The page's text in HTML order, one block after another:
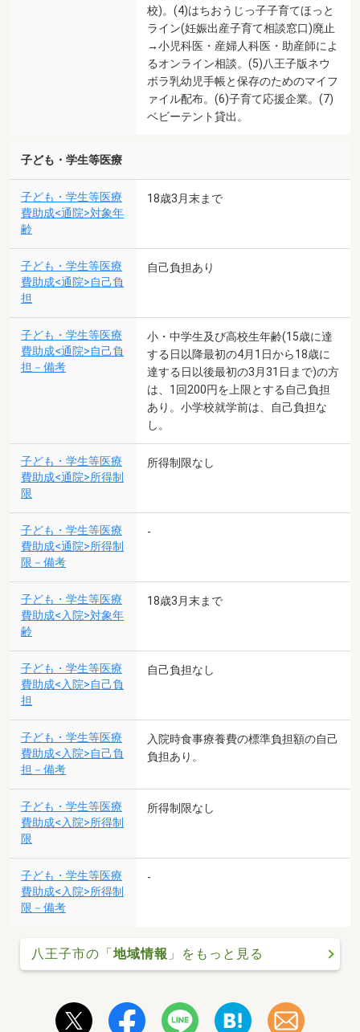
校)。(4)はちおうじっ子子育てほっと
ライン(妊娠出産子育て相談窓口)廃止
→小児科医・産婦人科医・助産師によ
るオンライン相談。(5)八王子版ネウ
ボラ乳幼児手帳と保存のためのマイフ
ァイル配布。(6)子育て応援企業。(7)
ベビーテント貸出。
子ども・学生等医療
子ども・学生等医療
費助成<通院>対象年
齢
18歳3月末まで
子ども・学生等医療
費助成<通院>自己負
担
自己負担あり
子ども・学生等医療
費助成<通院>自己負
担－備考
小・中学生及び高校生年齢(15歳に達
する日以降最初の4月1日から18歳に
達する日以後最初の3月31日まで)の方
は、1回200円を上限とする自己負担
あり。小学校就学前は、自己負担な
し。
子ども・学生等医療
費助成<通院>所得制
限
所得制限なし
子ども・学生等医療
費助成<通院>所得制
限－備考
-
子ども・学生等医療
費助成<入院>対象年
齢
18歳3月末まで
子ども・学生等医療
費助成<入院>自己負
担
自己負担なし
子ども・学生等医療
費助成<入院>自己負
担－備考
入院時食事療養費の標準負担額の自己
負担あり。
子ども・学生等医療
費助成<入院>所得制
限
所得制限なし
子ども・学生等医療
費助成<入院>所得制
限－備考
-
八王子市の「地域情報 」をもっと見る